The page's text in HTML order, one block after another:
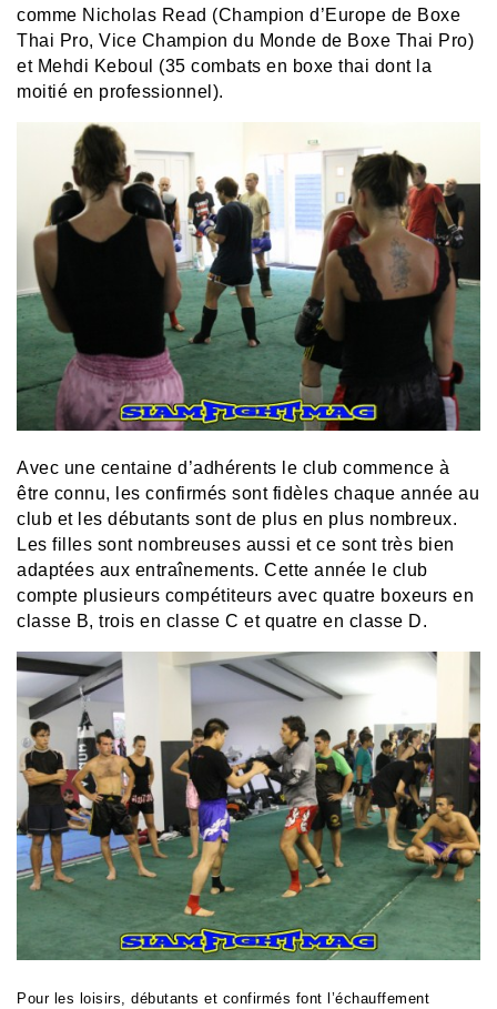
comme Nicholas Read (Champion d’Europe de Boxe
Thai Pro, Vice Champion du Monde de Boxe Thai Pro)
et Mehdi Keboul (35 combats en boxe thai dont la
moitié en professionnel).
Avec une centaine d’adhérents le club commence à
être connu, les confirmés sont fidèles chaque année au
club et les débutants sont de plus en plus nombreux.
Les filles sont nombreuses aussi et ce sont très bien
adaptées aux entraînements. Cette année le club
compte plusieurs compétiteurs avec quatre boxeurs en
classe B, trois en classe C et quatre en classe D.
Pour les loisirs, débutants et confirmés font l’échauffement